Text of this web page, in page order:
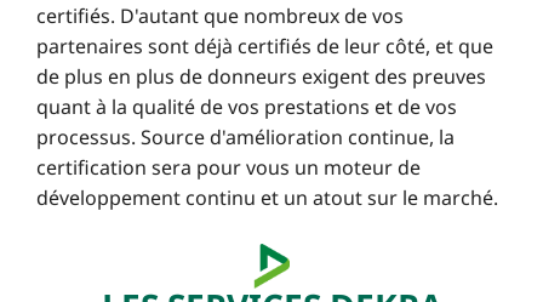
certifiés. D'autant que nombreux de vos
partenaires sont déjà certifiés de leur côté, et que
de plus en plus de donneurs exigent des preuves
quant à la qualité de vos prestations et de vos
processus. Source d'amélioration continue, la
certification sera pour vous un moteur de
développement continu et un atout sur le marché.